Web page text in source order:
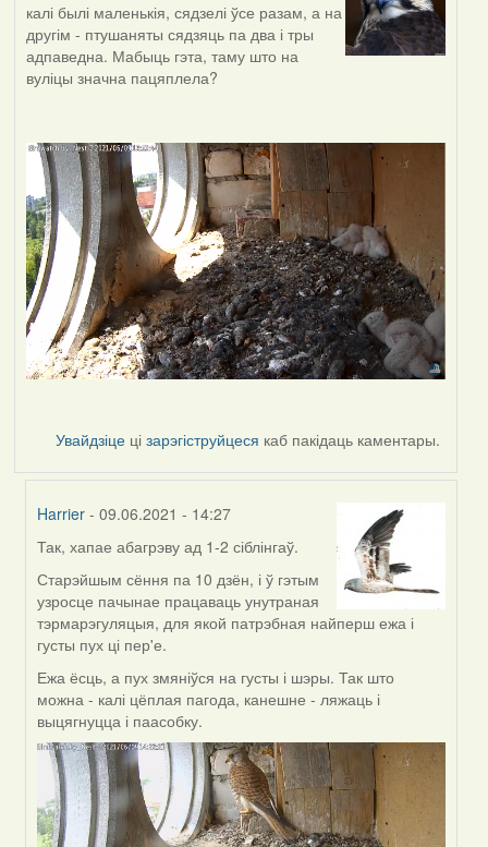
калі былі маленькія, сядзелі ўсе разам, а на
другім - птушаняты сядзяць па два і тры
адпаведна. Мабыць гэта, таму што на
вуліцы значна пацяплела?
Увайдзіце цізарэгіструйцеся каб пакідаць каментары.
Harrier - 09.06.2021 - 14:27
In
reply
to
by
Annika
Так, хапае абагрэву ад 1-2 сіблінгаў.
Старэйшым сёння па 10 дзён, і ў гэтым
узросце пачынае працаваць унутраная
тэрмарэгуляцыя, для якой патрэбная найперш ежа і
густы пух ці пер'е.
Ежа ёсць, а пух змяніўся на густы і шэры. Так што
можна - калі цёплая пагода, канешне - ляжаць і
выцягнуцца і паасобку.